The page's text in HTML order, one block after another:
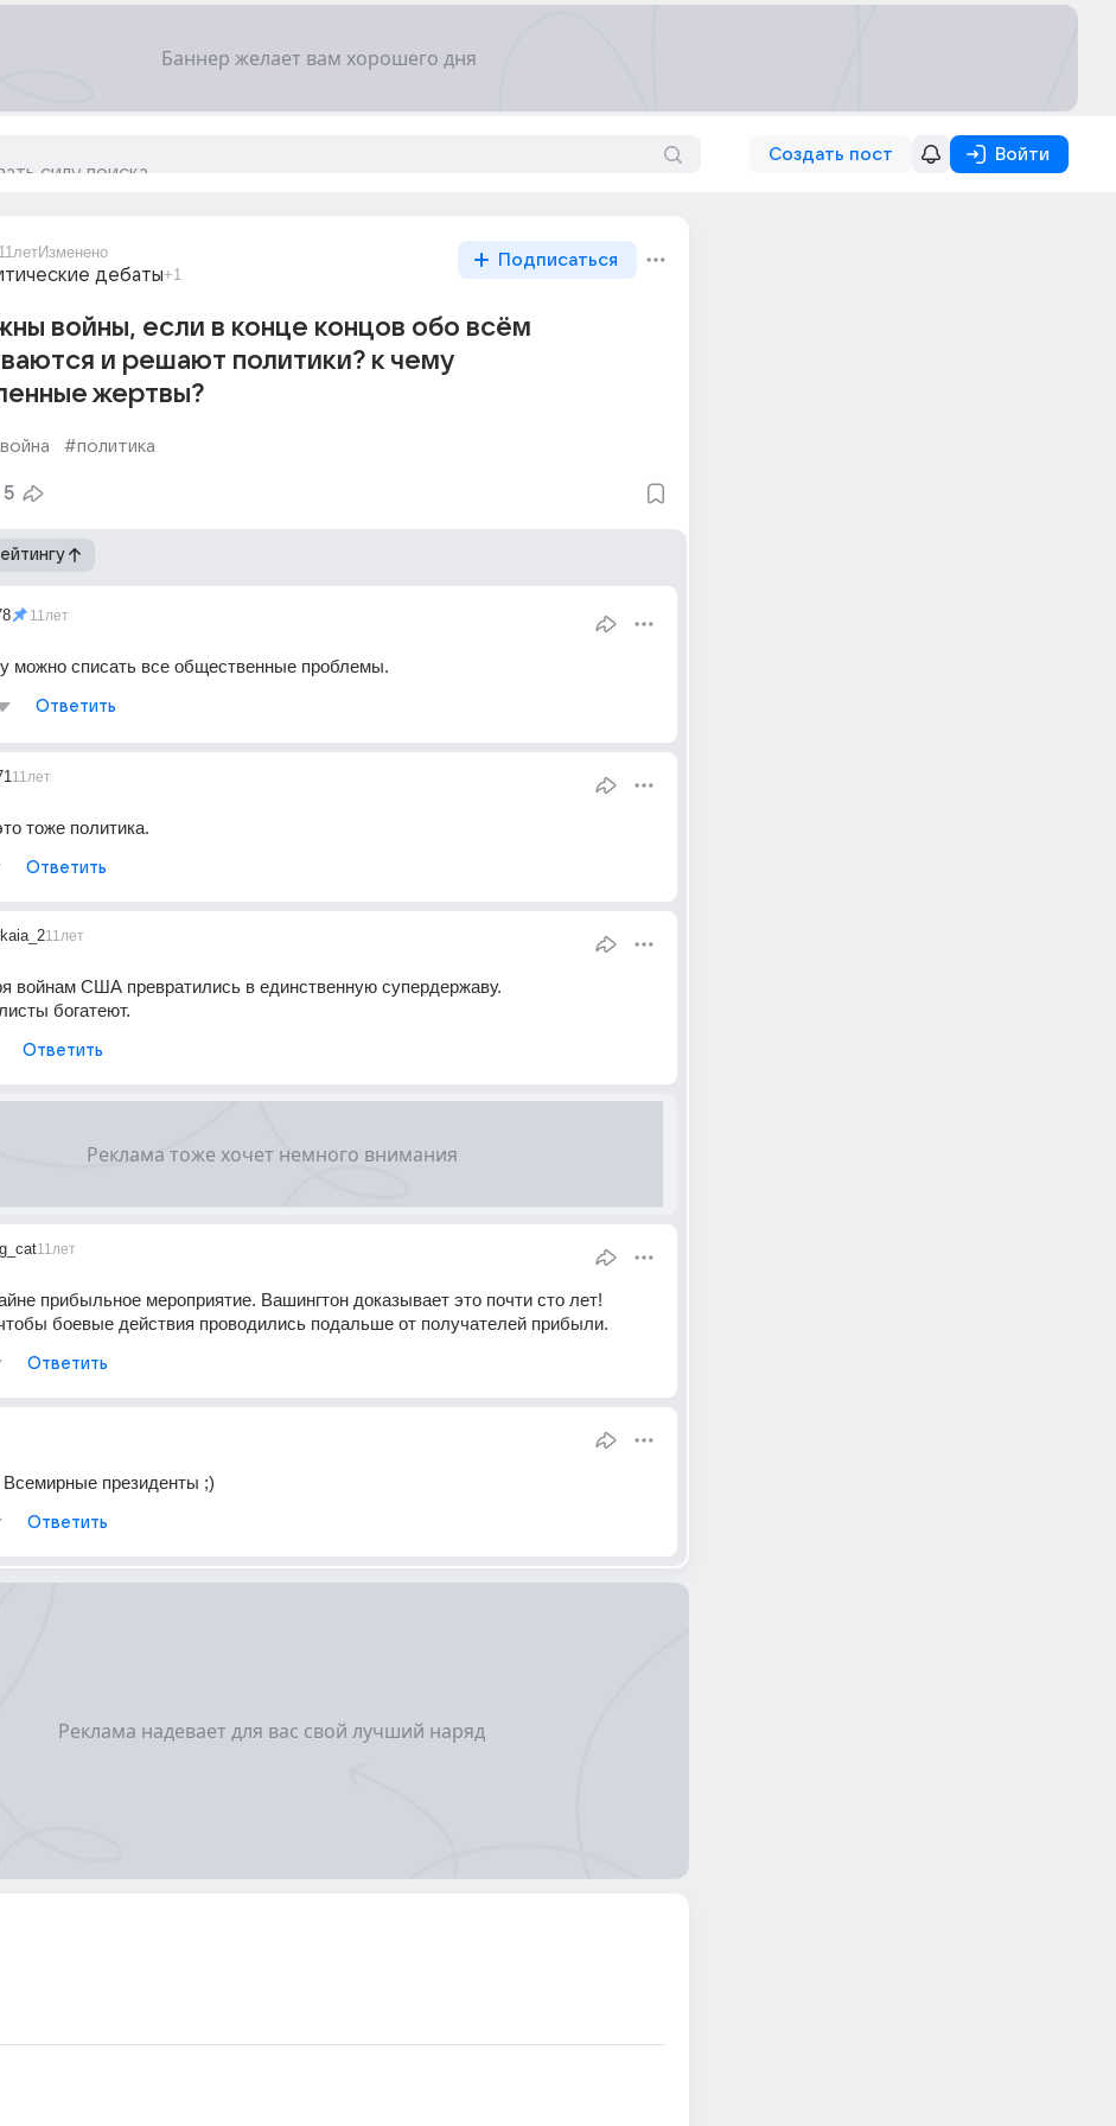
Создать пост Войти
11летИзменено
дебаты+1
Подписаться
войны, если в конце концов обо всём
и решают политики? к чему
жертвы?
#политика
5
11лет
можно списать все общественные проблемы.
Ответить
11лет
тоже политика.
Ответить
11лет
войнам США превратились в единственную супердержаву.
богатеют.
Ответить
11лет
прибыльное мероприятие. Вашингтон доказывает это почти сто лет!
боевые действия проводились подальше от получателей прибыли.
Ответить
президенты ;)
Ответить